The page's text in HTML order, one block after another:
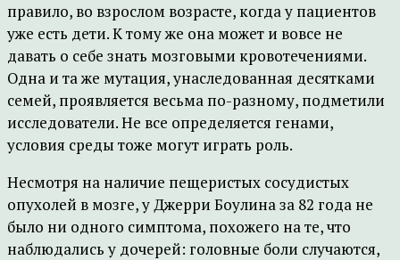
правило, во взрослом возрасте, когда у пациентов
уже есть дети. К тому же она может и вовсе не
давать о себе знать мозговыми кровотечениями.
Одна и та же мутация, унаследованная десятками
семей, проявляется весьма по-разному, подметили
исследователи. Не все определяется генами,
условия среды тоже могут играть роль.
Несмотря на наличие пещеристых сосудистых
опухолей в мозге, у Джерри Боулина за 82 года не
было ни одного симптома, похожего на те, что
наблюдались у дочерей: головные боли случаются,